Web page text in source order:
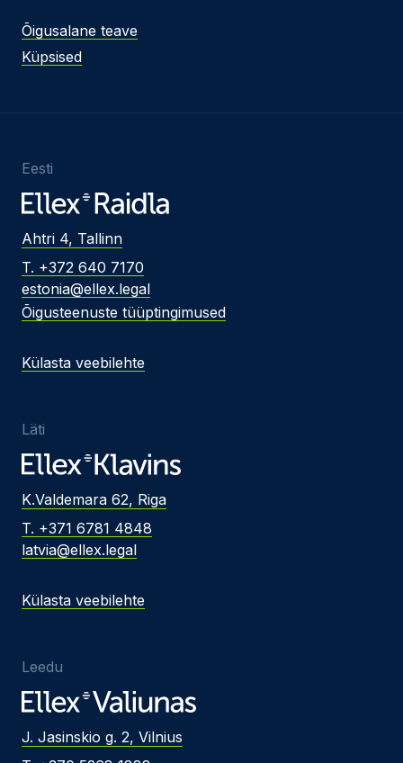
Õigusalane teave
Küpsised
Eesti
Ahtri 4, Tallinn
T. +372 640 7170
estonia@ellex.legal
Õigusteenuste tüüptingimused
Külasta veebilehte
Läti
K.Valdemara 62, Riga
T. +371 6781 4848
latvia@ellex.legal
Külasta veebilehte
Leedu
J. Jasinskio g. 2, Vilnius